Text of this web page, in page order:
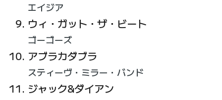
エイジア
ウィ・ガット・ザ・ビート
ゴーゴーズ
アブラカダブラ
スティーヴ・ミラー・バンド
ジャック&ダイアン